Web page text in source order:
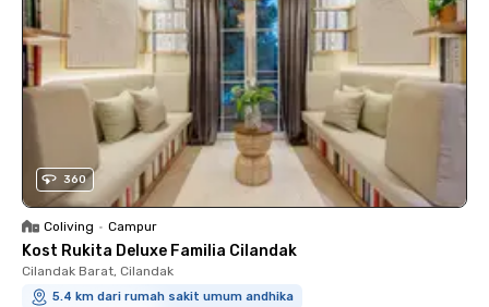
360
Coliving • Campur
Kost Rukita Deluxe Familia Cilandak
Cilandak Barat, Cilandak
5.4 km dari rumah sakit umum andhika